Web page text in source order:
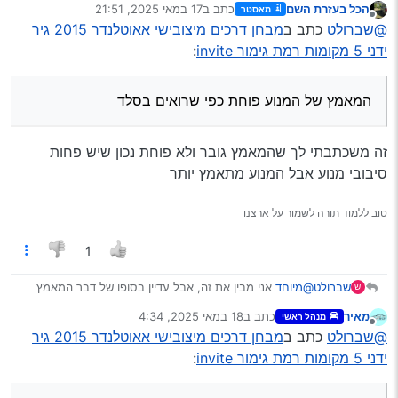
ההילוך הראשון קצר יחסית וב20 קמ"ש הוא כבר עומד על
קצת יותר מ3,000 סל"ד, עד כאן סבבה… הבעיה היא
כאמור ההילוך החמישי קצר מהמצופה והוא דומה יותר
גבוהה?
הכל בעזרת השם מאסטר כתב ב17 במאי 2025, 21:51
נערך לאחרונה על ידי
@שברולט כתב ב
מבחן דרכים מיצובישי אאוטלנדר 2015 גיר
ידני 5 מקומות רמת גימור invite
:
המאמץ של המנוע פוחת כפי שרואים בסלד
זה משכתבתי לך שהמאמץ גובר ולא פוחת נכון שיש פחות
סיבובי מנוע אבל המנוע מתאמץ יותר
טוב ללמוד תורה לשמור על ארצנו
1
ש שברולט@מיוחד אני מבין את זה, אבל עדיין בסופו של דבר המאמץ
גבוהה?
מאיר מנהל ראשי כתב ב18 במאי 2025, 4:34
נערך לאחרונה על ידי
@שברולט כתב ב
מבחן דרכים מיצובישי אאוטלנדר 2015 גיר
ידני 5 מקומות רמת גימור invite
: